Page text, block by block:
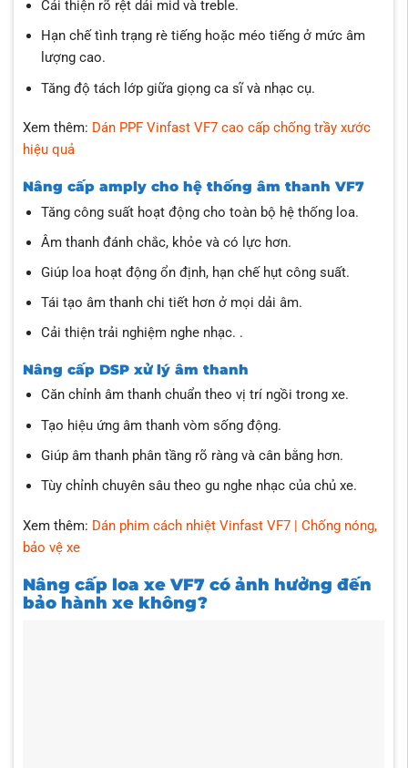
Cải thiện rõ rệt dải mid và treble.
Hạn chế tình trạng rè tiếng hoặc méo tiếng ở mức âm
lượng cao.
Tăng độ tách lớp giữa giọng ca sĩ và nhạc cụ.
Xem thêm: Dán PPF Vinfast VF7 cao cấp chống trầy xước
hiệu quả
Nâng cấp amply cho hệ thống âm thanh VF7
Tăng công suất hoạt động cho toàn bộ hệ thống loa.
Âm thanh đánh chắc, khỏe và có lực hơn.
Giúp loa hoạt động ổn định, hạn chế hụt công suất.
Tái tạo âm thanh chi tiết hơn ở mọi dải âm.
Cải thiện trải nghiệm nghe nhạc. .
Nâng cấp DSP xử lý âm thanh
Căn chỉnh âm thanh chuẩn theo vị trí ngồi trong xe.
Tạo hiệu ứng âm thanh vòm sống động.
Giúp âm thanh phân tầng rõ ràng và cân bằng hơn.
Tùy chỉnh chuyên sâu theo gu nghe nhạc của chủ xe.
Xem thêm: Dán phim cách nhiệt Vinfast VF7 | Chống nóng,
bảo vệ xe
Nâng cấp loa xe VF7 có ảnh hưởng đến
bảo hành xe không?